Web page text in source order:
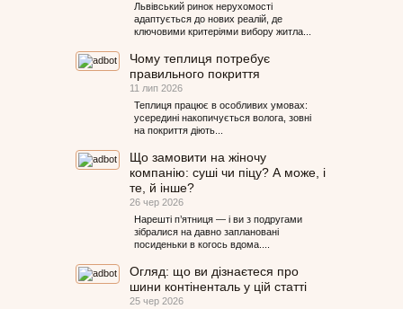
Львівський ринок нерухомості
адаптується до нових реалій, де
ключовими критеріями вибору житла...
Чому теплиця потребує
правильного покриття
11 лип 2026
Теплиця працює в особливих умовах:
усередині накопичується волога, зовні
на покриття діють...
Що замовити на жіночу
компанію: суші чи піцу? А може, і
те, й інше?
26 чер 2026
Нарешті п’ятниця — і ви з подругами
зібралися на давно заплановані
посиденьки в когось вдома....
Огляд: що ви дізнаєтеся про
шини контіненталь у цій статті
25 чер 2026